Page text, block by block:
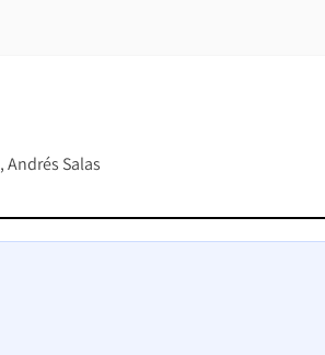
Andrés Salas